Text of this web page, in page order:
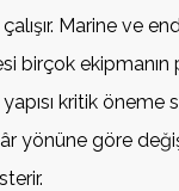
Marine ve
birçok ekipmanın
kritik öneme
yönüne göre